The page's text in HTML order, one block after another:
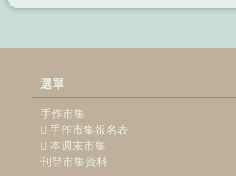
選單
手作市集
手作市集報名表
本週末市集
刊登市集資料